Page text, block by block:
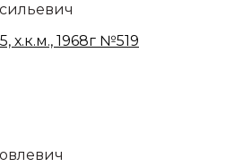
х.к.м., 1968г №519